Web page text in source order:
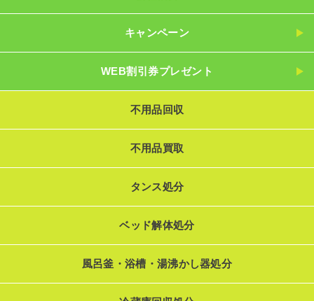
キャンペーン
WEB割引券プレゼント
不用品回収
不用品買取
タンス処分
ベッド解体処分
風呂釜・浴槽・湯沸かし器処分